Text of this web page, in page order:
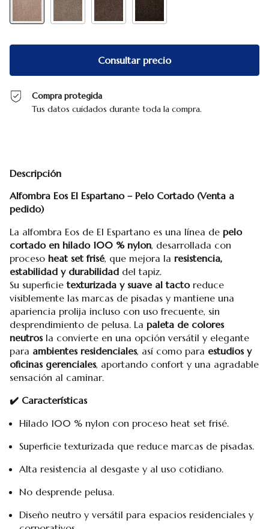
Compra protegida
Tus datos cuidados durante toda la compra.
Descripción
Alfombra Eos El Espartano – Pelo Cortado (Venta a
pedido)
La alfombra Eos de El Espartano es una línea de pelo
cortado en hilado 100 % nylon, desarrollada con
proceso heat set frisé, que mejora la resistencia,
estabilidad y durabilidad del tapiz.
Su superficietexturizada y suave al tactoreduce
visiblemente las marcas de pisadas y mantiene una
apariencia prolija incluso con uso frecuente, sin
desprendimiento de pelusa. La paleta de colores
neutrosla convierte en una opción versátil y elegante
para ambientes residenciales, así como para estudios y
oficinas gerenciales, aportando confort y una agradable
sensación al caminar.
✔️ Características
Hilado 100 % nylon con proceso heat set frisé.
Superficie texturizada que reduce marcas de pisadas.
Alta resistencia al desgaste y al uso cotidiano.
No desprende pelusa.
Diseño neutro y versátil para espacios residenciales y